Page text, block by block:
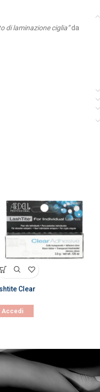
di laminazione ciglia”da
Clear
Accedi